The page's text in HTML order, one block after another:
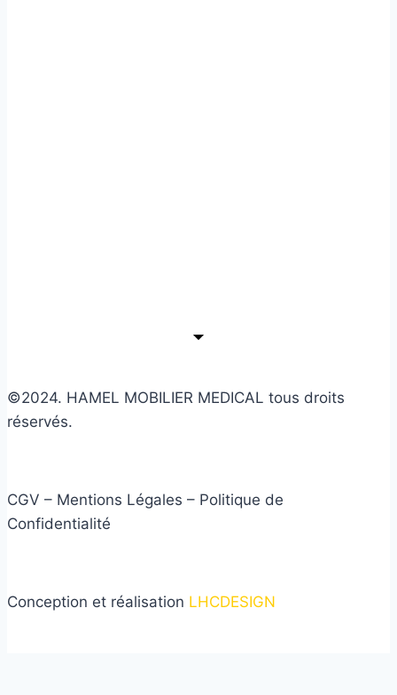
©2024. HAMEL MOBILIER MEDICAL tous droits
réservés.
CGV – Mentions Légales – Politique de
Confidentialité
Conception et réalisation LHCDESIGN